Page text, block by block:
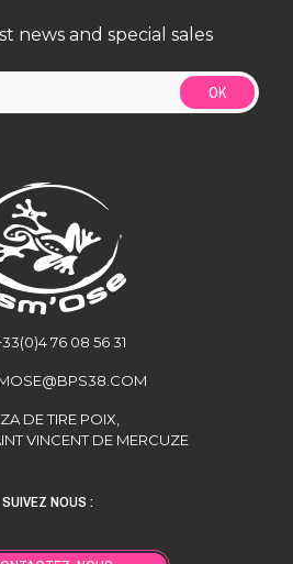
news and special sales
OK
76 08 56 31
ZA DE TIRE POIX,
VINCENT DE MERCUZE
SUIVEZ NOUS :